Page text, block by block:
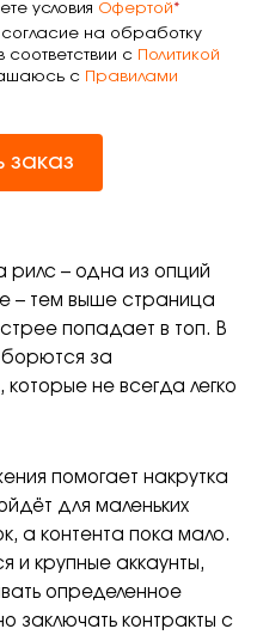
условия Офертой*
на обработку
с Политикой
с Правилами
заказ
рилс – одна из опций
– тем выше страница
попадает в топ. В
за
которые не всегда легко
помогает накрутка
для маленьких
а контента пока мало.
и крупные аккаунты,
определенное
заключать контракты с